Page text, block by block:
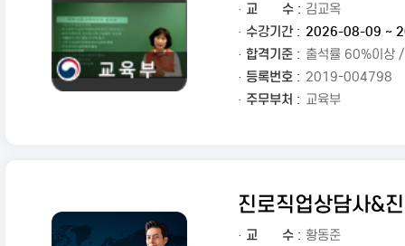
· 교 수 : 김교옥
· 수강기간 : 2026-08-09 ~
· 합격기준 : 출석률 60%이상
· 등록번호 : 2019-004798
· 주무부처 : 교육부
진로직업상담사&
· 교 수 : 황동준